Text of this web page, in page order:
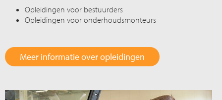
Opleidingen voor bestuurders
Opleidingen voor onderhoudsmonteurs
Meer informatie over opleidingen